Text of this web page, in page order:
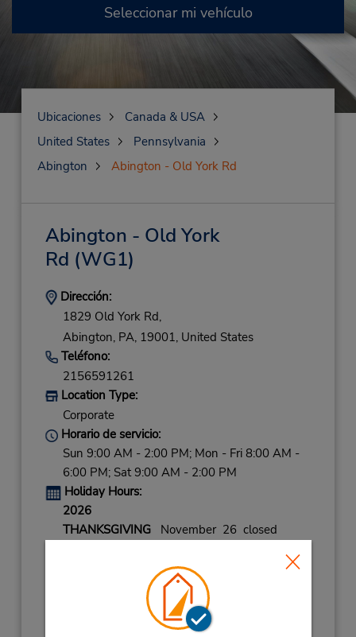
Seleccionar mi vehículo
Ubicaciones
Canada & USA
United States
Pennsylvania
Abington
Abington - Old York Rd
Abington - Old York
Rd (WG1)
Dirección:
1829 Old York Rd,
Abington, PA, 19001, United States
Teléfono:
2156591261
Location Type:
Corporate
Horario de servicio:
Sun 9:00 AM - 2:00 PM; Mon - Fri 8:00 AM -
6:00 PM; Sat 9:00 AM - 2:00 PM
Holiday Hours:
2026
THANKSGIVINGNovember 26 closed
CHRISTMAS DAY December 25 closed
NEW YEARS EVE
December 31 08:00AM